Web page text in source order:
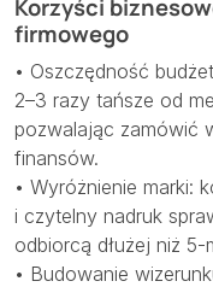
Korzyści
firmowego
• Oszczędność
2–3 razy tańsze od
pozwalając zamówić
finansów.
• Wyróżnienie marki:
i czytelny nadruk
odbiorcą dłużej niż
• Budowanie